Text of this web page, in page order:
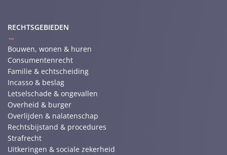
RECHTSGEBIEDEN
Bouwen, wonen & huren
Consumentenrecht
Familie & echtscheiding
Incasso & beslag
Letselschade & ongevallen
Overheid & burger
Overlijden & nalatenschap
Rechtsbijstand & procedures
Strafrecht
Uitkeringen & sociale zekerheid